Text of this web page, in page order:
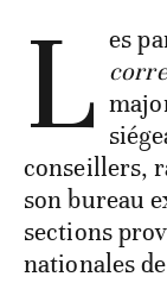
L es
conseillers,
son bureau
sections
nationales